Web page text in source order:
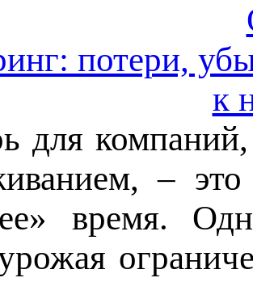
потери,
к
для
–
время.